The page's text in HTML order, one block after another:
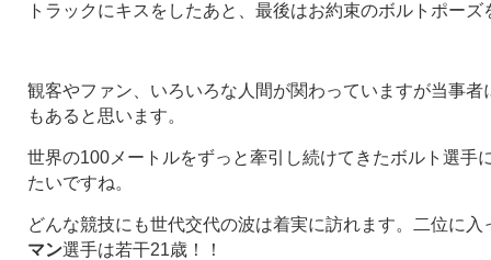
トラックにキスをしたあと、最後はお約束のボルトポーズ
観客やファン、いろいろな人間が関わっていますが当事者
もあると思います。
世界の100メートルをずっと牽引し続けてきたボルト選手
たいですね。
どんな競技にも世代交代の波は着実に訪れます。二位に入
マン選手は若干21歳！！